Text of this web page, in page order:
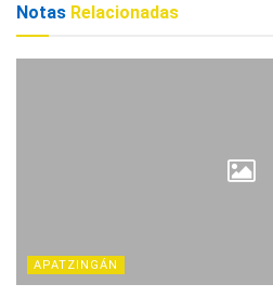
Notas Relacionadas
APATZINGÁN